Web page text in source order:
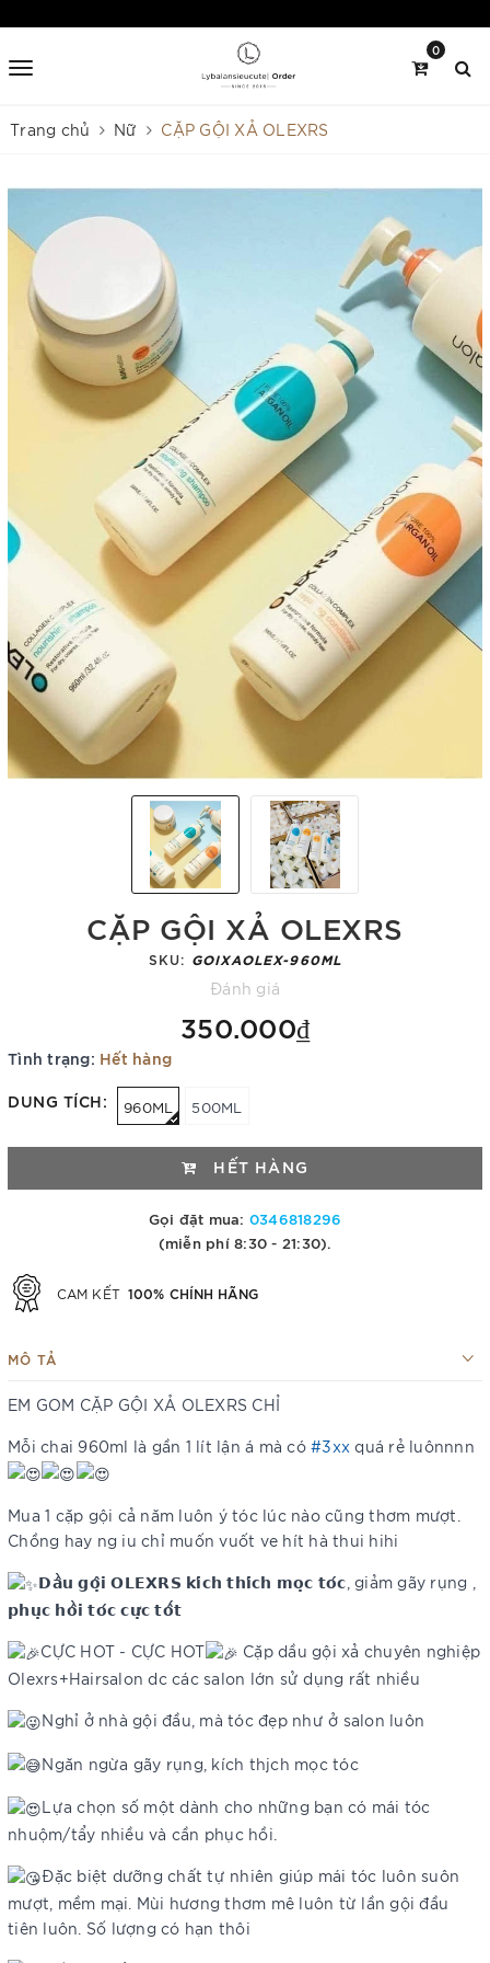
0
Trang chủ Nữ CẶP GỘI XẢ OLEXRS
CẶP GỘI XẢ OLEXRS
SKU: GOIXAOLEX-960ML
Đánh giá
350.000₫
Tình trạng: Hết hàng
DUNG TÍCH: 960ML 500ML
HẾT HÀNG
Gọi đặt mua: 0346818296
(miễn phí 8:30 - 21:30).
CAM KẾT 100% CHÍNH HÃNG
MÔ TẢ
EM GOM CẶP GỘI XẢ OLEXRS CHỈ
Mỗi chai 960ml là gần 1 lít lận á mà có #3xx quá rẻ luônnnn
Mua 1 cặp gội cả năm luôn ý tóc lúc nào cũng thơm mượt.
Chồng hay ng iu chỉ muốn vuốt ve hít hà thui hihi
𝗗𝗮̂̀𝘂 𝗴𝗼̣̂𝗶 𝗢𝗟𝗘𝗫𝗥𝗦 𝗸𝗶́𝗰𝗵 𝘁𝗵𝗶́𝗰𝗵 𝗺𝗼̣𝗰 𝘁𝗼́𝗰, giảm gãy rụng ,
𝗽𝗵𝘂̣𝗰 𝗵𝗼̂̀𝗶 𝘁𝗼́𝗰 𝗰𝘂̛̣𝗰 𝘁𝗼̂́𝘁
CỰC HOT - CỰC HOT
Cặp dầu gội xả chuyên nghiệp
Olexrs+Hairsalon dc các salon lớn sử dụng rất nhiều
Nghỉ ở nhà gội đầu, mà tóc đẹp như ở salon luôn
Ngăn ngừa gãy rụng, kích thjch mọc tóc
Lựa chọn số một dành cho những bạn có mái tóc
nhuộm/tẩy nhiều và cần phục hồi.
Đặc biệt dưỡng chất tự nhiên giúp mái tóc luôn suôn
mượt, mềm mại. Mùi hương thơm mê luôn từ lần gội đầu
tiên luôn. Số lượng có hạn thôi